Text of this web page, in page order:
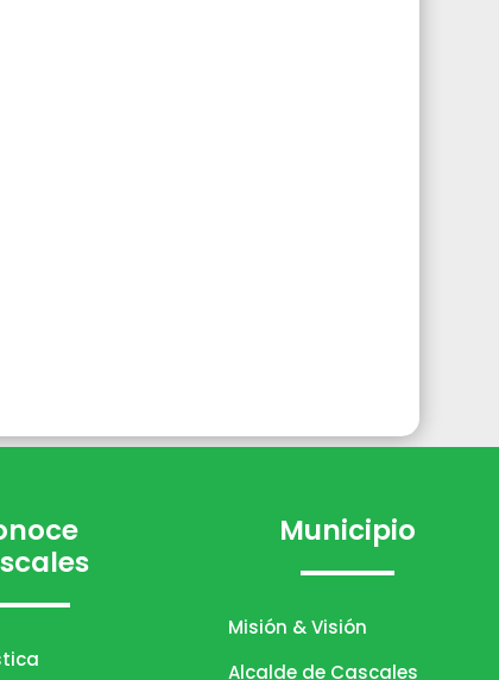
Municipio
Misión & Visión
Alcalde de Cascales